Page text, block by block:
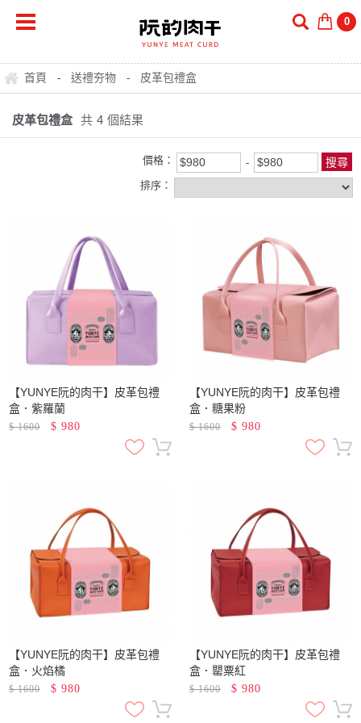
0
首頁 - 送禮夯物 - 皮革包禮盒
皮革包禮盒 共 4 個結果
價格：
排序：
【YUNYE阮的肉干】皮革包禮
盒．紫羅蘭
$1600 $ 980
【YUNYE阮的肉干】皮革包禮
盒．糖果粉
$1600 $ 980
【YUNYE阮的肉干】皮革包禮
盒．火焰橘
$1600 $ 980
【YUNYE阮的肉干】皮革包禮
盒．罌粟紅
$1600 $ 980